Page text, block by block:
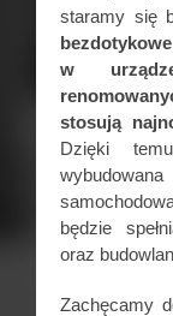
staramy się
w
stosują
Dzięki
będzie
oraz
Zachęcamy